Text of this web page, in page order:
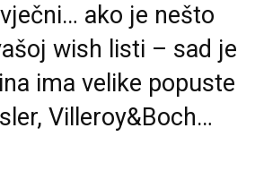
ako je nešto
wish listi – sad je
ima velike popuste
Villeroy&Boch…